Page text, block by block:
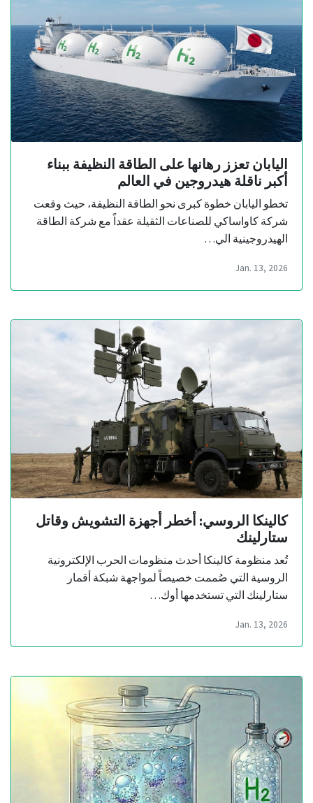
اليابان تعزز رهانها على الطاقة النظيفة ببناء
أكبر ناقلة هيدروجين في العالم
تخطو اليابان خطوة كبرى نحو الطاقة النظيفة، حيث وقعت
شركة كاواساكي للصناعات الثقيلة عقداً مع شركة الطاقة
الهيدروجينية الي…
Jan. 13, 2026
كالينكا الروسي: أخطر أجهزة التشويش وقاتل
ستارلينك
تُعد منظومة كالينكا أحدث منظومات الحرب الإلكترونية
الروسية التي صُممت خصيصاً لمواجهة شبكة أقمار
ستارلينك التي تستخدمها أوك…
Jan. 13, 2026